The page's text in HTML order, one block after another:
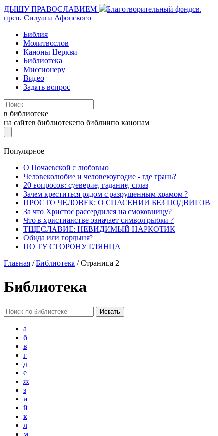
ДЫШУ ПРАВОСЛАВИЕМ Благотворительный фондсв.
преп. Силуана Афонского
Библия
Молитвослов
Каноны Церкви
Библиотека
Миссионеру
Видео
Задать вопрос
в библиотеке
на сайтев библиотекепо библиипо канонам
Популярное
О Почаевской с любовью
Человеколюбие и человекоугодие - где грань?
20 вопросов: суеверие, гадание, сглаз
Зачем креститься рядом с разрушенным храмом ?
ПРОСТО ЧЕЛОВЕК: О СПАСЕНИИ БЕЗ ПОДВИГОВ
За что Христос рассердился на смоковницу?
Что в христианстве означает символ рыбки ?
ТЩЕСЛАВИЕ: НЕВИДИМЫЙ НАРКОТИК
Обида или гордыня?
ПО ТУ СТОРОНУ ГЛЯНЦА
Главная /Библиотека /Страница 2
Библиотека
а
б
в
г
д
е
ж
з
и
й
к
л
м